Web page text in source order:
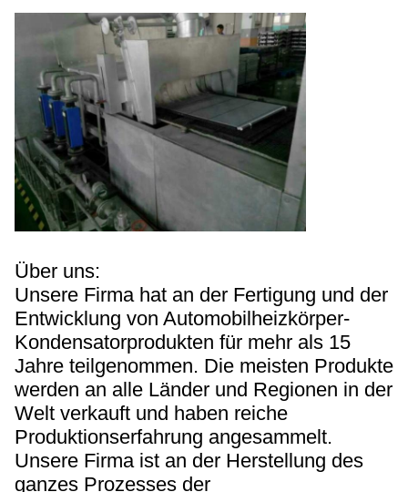
Über uns:
Unsere Firma hat an der Fertigung und der
Entwicklung von Automobilheizkörper-
Kondensatorprodukten für mehr als 15
Jahre teilgenommen. Die meisten Produkte
werden an alle Länder und Regionen in der
Welt verkauft und haben reiche
Produktionserfahrung angesammelt.
Unsere Firma ist an der Herstellung des
ganzes Prozesses der